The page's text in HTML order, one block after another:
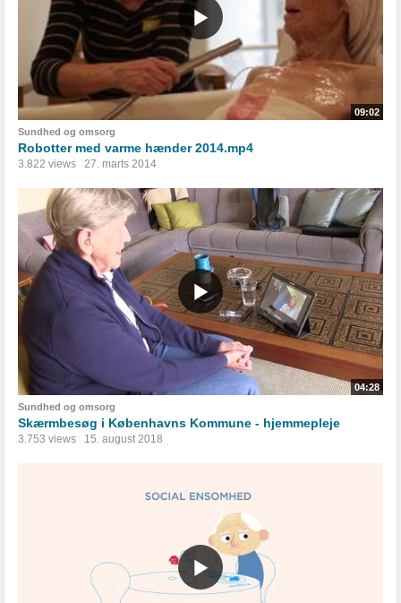
09:02
Sundhed og omsorg
Robotter med varme hænder 2014.mp4
3.822 views 27. marts 2014
04:28
Sundhed og omsorg
Skærmbesøg i Københavns Kommune - hjemmepleje
3.753 views 15. august 2018